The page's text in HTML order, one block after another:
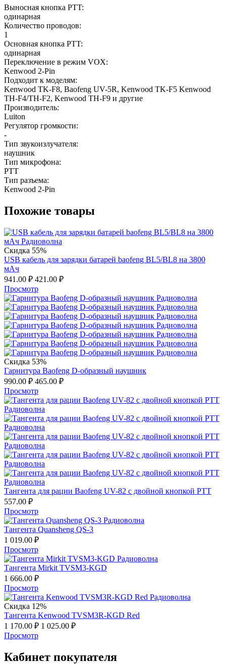
Выносная кнопка PTT:
одинарная
Количество проводов:
1
Основная кнопка PTT:
одинарная
Переключение в режим VOX:
Kenwood 2-Pin
Подходит к моделям:
Kenwood TK-F8, Baofeng UV-5R, Kenwood TK-F5 Kenwood
TH-F4/TH-F2, Kenwood TH-F9 и другие
Производитель:
Luiton
Регулятор громкости:
-
Тип звукоизлучателя:
наушник
Тип микрофона:
PTT
Тип разъема:
Kenwood 2-Pin
Похожие товары
Скидка 55%
USB кабель для зарядки батарей baofeng BL5/BL8 на 3800
мАч
941.00 ₽ 421.00 ₽
Просмотр
Скидка 53%
Гарнитура Baofeng D-образный наушник
990.00 ₽ 465.00 ₽
Просмотр
Тангента для рации Baofeng UV-82 с двойной кнопкой PTT
557.00 ₽
Просмотр
Тангента Quansheng QS-3
1 019.00 ₽
Просмотр
Тангента Mirkit TVSM3-KGD
1 666.00 ₽
Просмотр
Скидка 12%
Тангента Kenwood TVSM3R-KGD Red
1 170.00 ₽ 1 025.00 ₽
Просмотр
Кабинет покупателя